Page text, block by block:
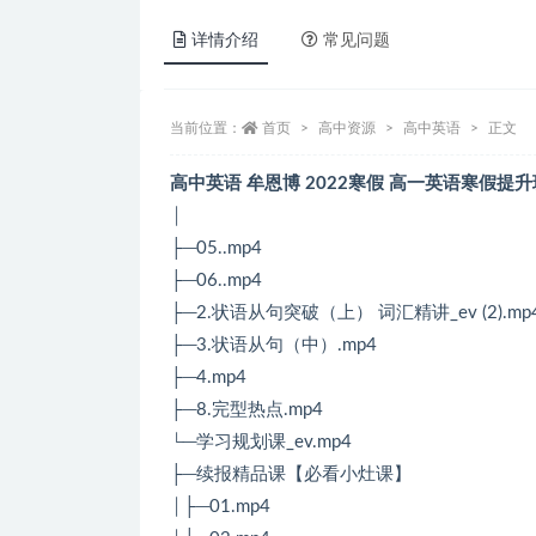
详情介绍 常见问题
当前位置： 首页 高中资源 高中英语 正文
高中英语 牟恩博 2022寒假 高一英语寒假提升
├─05..mp4
├─06..mp4
├─2.状语从句突破（上） 词汇精讲_ev
├─3.状语从句（中）.mp4
├─4.mp4
├─8.完型热点.mp4
└─学习规划课_ev.mp4
├─续报精品课【必看小灶课】
│├─01.mp4